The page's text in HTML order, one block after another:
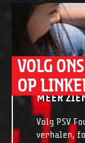
VOLG ONS
OP
MEER
Volg PSV
verhalen,